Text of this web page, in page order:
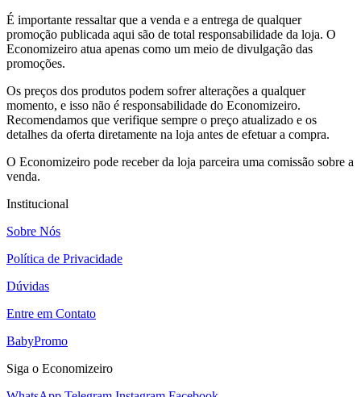
É importante ressaltar que a venda e a entrega de qualquer
promoção publicada aqui são de total responsabilidade da loja. O
Economizeiro atua apenas como um meio de divulgação das
promoções.
Os preços dos produtos podem sofrer alterações a qualquer
momento, e isso não é responsabilidade do Economizeiro.
Recomendamos que verifique sempre o preço atualizado e os
detalhes da oferta diretamente na loja antes de efetuar a compra.
O Economizeiro pode receber da loja parceira uma comissão sobre a
venda.
Institucional
Sobre Nós
Política de Privacidade
Dúvidas
Entre em Contato
BabyPromo
Siga o Economizeiro